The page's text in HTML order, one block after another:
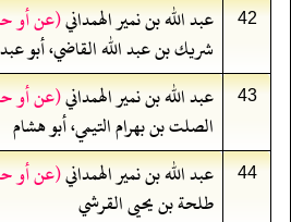
42 عبد الله بن نمير الهمداني(عن أو
شريك بن عبد الله القاضي، أبو عبد
43 عبد الله بن نمير الهمداني(عن أو
الصلت بن بهرام التيمي، أبو هشام
44 عبد الله بن نمير الهمداني(عن أو
طلحة بن يحيى القرشي